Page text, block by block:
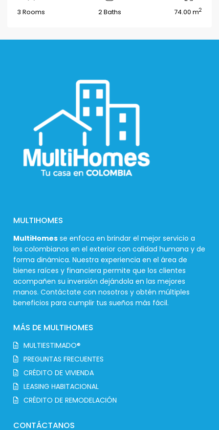
3 Rooms 2 Baths 74.00 m2
MULTIHOMES
MultiHomes se enfoca en brindar el mejor servicio a
los colombianos en el exterior con calidad humana y de
forma dinámica. Nuestra experiencia en el área de
bienes raíces y financiera permite que los clientes
acompañen su inversión dejándola en las mejores
manos. Contáctate con nosotros y obtén múltiples
beneficios para cumplir tus sueños más fácil.
MÁS DE MULTIHOMES
MULTIESTIMADO®
PREGUNTAS FRECUENTES
CRÉDITO DE VIVIENDA
LEASING HABITACIONAL
CRÉDITO DE REMODELACIÓN
CONTÁCTANOS